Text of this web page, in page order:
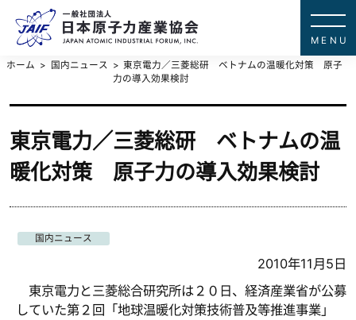
ホーム 国内ニュース
東京電力／三菱総研 ベトナムの温暖化対策 原子
力の導入効果検討
東京電力／三菱総研 ベトナムの温
暖化対策 原子力の導入効果検討
国内ニュース
2010年11月5日
東京電力と三菱総合研究所は２０日、経済産業省が公募
していた第２回「地球温暖化対策技術普及等推進事業」